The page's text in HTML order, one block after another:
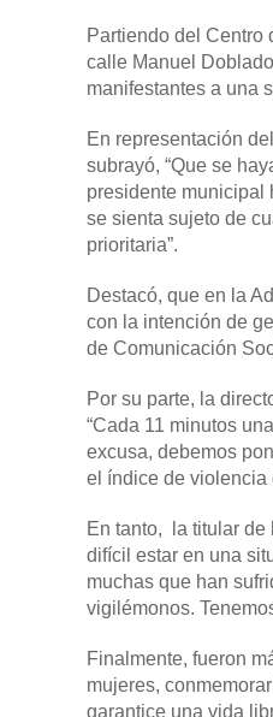
Partiendo del Centro
calle Manuel
manifestantes a una
En representación
subrayó, “Que se
presidente municipal
se sienta sujeto de
prioritaria”.
Destacó, que en la
con la intención de
de Comunicación
Por su parte, la
“Cada 11 minutos
excusa, debemos
el índice de violencia
En tanto, la titular de
difícil estar en una
muchas que han
vigilémonos.
Finalmente, fueron
mujeres,
garantice una vida